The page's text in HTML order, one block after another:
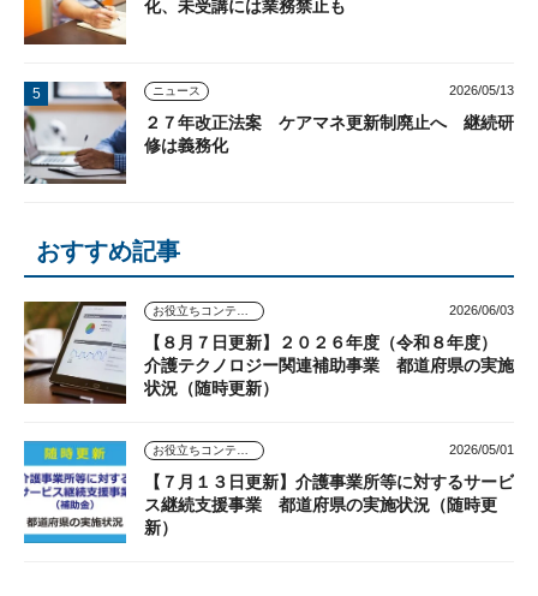
化、未受講には業務禁止も
ニュース 2026/05/13
２７年改正法案 ケアマネ更新制廃止へ 継続研
修は義務化
おすすめ記事
お役立ちコンテンツ 2026/06/03
【８月７日更新】２０２６年度（令和８年度）
介護テクノロジー関連補助事業 都道府県の実施
状況（随時更新）
お役立ちコンテンツ 2026/05/01
【７月１３日更新】介護事業所等に対するサービ
ス継続支援事業 都道府県の実施状況（随時更
新）